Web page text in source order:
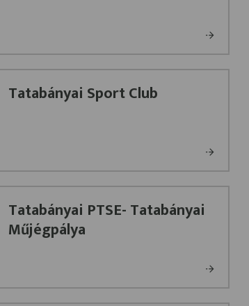
Tatabányai Sport Club
Tatabányai PTSE- Tatabányai
Műjégpálya